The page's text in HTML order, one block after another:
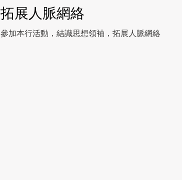
拓展人脈網絡
參加本行活動，結識思想領袖，拓展人脈網絡